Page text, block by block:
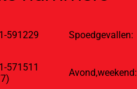
591229 Spoedgevallen:
571511
Avond,weekend: